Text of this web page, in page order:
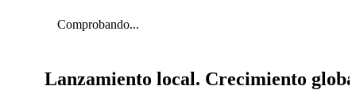
Comprobando...
Lanzamiento local. Crecimiento